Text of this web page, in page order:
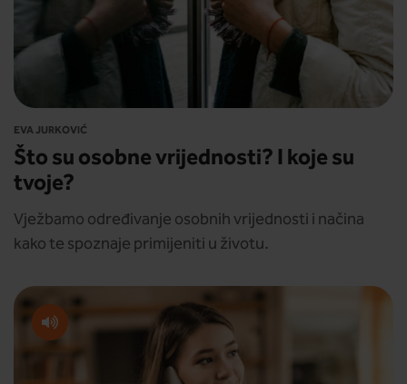
EVA JURKOVIĆ
Što su osobne vrijednosti? I koje su
tvoje?
Vježbamo određivanje osobnih vrijednosti i načina
kako te spoznaje primijeniti u životu.